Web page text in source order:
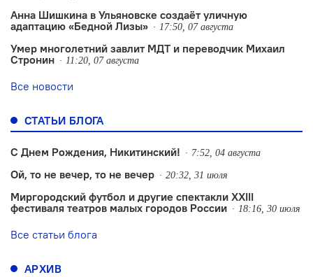
Анна Шишкина в Ульяновске создаëт уличную
адаптацию «Бедной Лизы»
17:50, 07 августа
Умер многолетний завлит МДТ и переводчик Михаил
Стронин
11:20, 07 августа
Все новости
СТАТЬИ БЛОГА
С Днем Рождения, Никитинский! 7:52, 04 августа
Ой, то не вечер, то не вечер 20:32, 31 июля
Миргородский футбол и другие спектакли XXIII
фестиваля театров малых городов России
18:16, 30 июля
Все статьи блога
АРХИВ